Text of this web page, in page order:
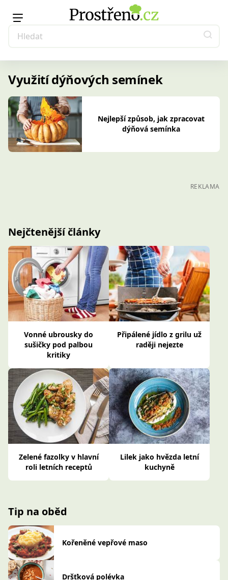
Využití dýňových semínek
Nejlepší způsob, jak zpracovat
dýňová semínka
REKLAMA
Nejčtenější články
Vonné ubrousky do
sušičky pod palbou
kritiky
Připálené jídlo z grilu už
raději nejezte
Zelené fazolky v hlavní
roli letních receptů
Lilek jako hvězda letní
kuchyně
Tip na oběd
Kořeněné vepřové maso
Dršťková polévka